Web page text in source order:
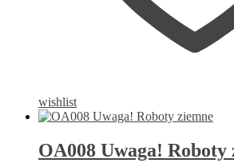
wishlist
OA008 Uwaga! Roboty